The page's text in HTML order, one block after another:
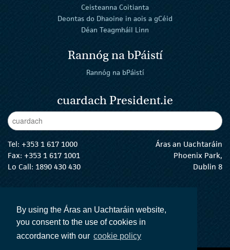
By using the Áras an Uachtaráin website,
you consent to the use of cookies in
accordance with our cookie policy
Ceisteanna Coitianta
Deontas do Dhaoine in aois a gCéid
Déan Teagmháil Linn
Rannóg na bPáistí
Rannóg na bPáistí
cuardach President.ie
Enter Keywords
Tel: +353 1 617 1000
Fax: +353 1 617 1001
Lo Call: 1890 430 430
Áras an Uachtaráin
Phoenix Park,
Dublin 8
An tUachtarán Twitter
An tUachtarán Instagram
An tUachtarán Facebook
An tUachtarán